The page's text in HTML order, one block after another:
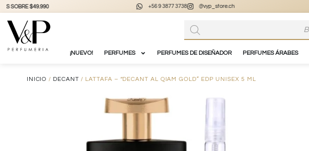
+56 9 3877 3738 vypstore.cl
¡NUEVO! PERFUMES PERFUMES DE DISEÑADOR PERFUMES ÁRABES
INICIO / DECANT / LATTAFA – “DECANT AL QIAM GOLD” EDP UNISEX 5 ML